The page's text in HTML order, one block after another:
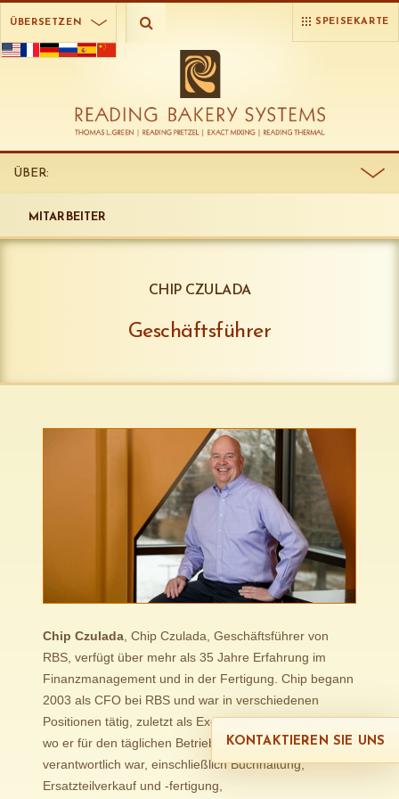
ÜBERSETZEN SPEISEKARTE
ÜBER:
MITARBEITER
CHIP CZULADA
Geschäftsführer
Chip Czulada, Chip Czulada, Geschäftsführer von
RBS, verfügt über mehr als 35 Jahre Erfahrung im
Finanzmanagement und in der Fertigung. Chip begann
2003 als CFO bei RBS und war in verschiedenen
Positionen tätig, zuletzt als Executive Vice President,
wo er für den täglichen Betrieb des Unternehmens
verantwortlich war, einschließlich Buchhaltung,
Ersatzteilverkauf und -fertigung,
KONTAKTIEREN SIE UNS